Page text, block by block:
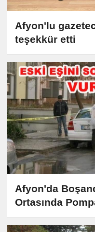
Afyon'lu
teşekkür etti
Afyon'da
Ortasında